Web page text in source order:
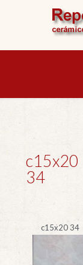
c15x20
34
c15x20 34